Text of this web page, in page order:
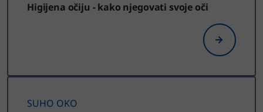
Higijena očiju - kako njegovati svoje oči
SUHO OKO